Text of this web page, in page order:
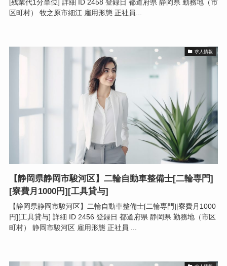
[残業代1分単位] 詳細 ID 2458 登録日 都道府県 静岡県 勤務地（市
区町村） 牧之原市細江 雇用形態 正社員...
求人情報
【静岡県静岡市駿河区】二輪自動車整備士[二輪専門]
[寮費月1000円][工具貸与]
【静岡県静岡市駿河区】二輪自動車整備士[二輪専門][寮費月1000
円][工具貸与] 詳細 ID 2456 登録日 都道府県 静岡県 勤務地（市区
町村） 静岡市駿河区 雇用形態 正社員 ...